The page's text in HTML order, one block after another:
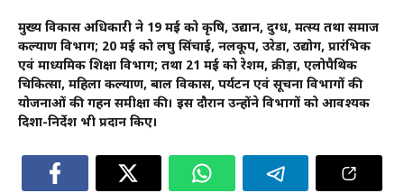
मुख्य विकास अधिकारी ने 19 मई को कृषि, उद्यान, दुग्ध, मत्स्य तथा समाज
कल्याण विभाग; 20 मई को लघु सिंचाई, नलकूप, उरेडा, उद्योग, प्रारंभिक
एवं माध्यमिक शिक्षा विभाग; तथा 21 मई को रेशम, क्रीड़ा, एलोपैथिक
चिकित्सा, महिला कल्याण, बाल विकास, पर्यटन एवं सूचना विभागों की
योजनाओं की गहन समीक्षा की। इस दौरान उन्होंने विभागों को आवश्यक
दिशा-निर्देश भी प्रदान किए।